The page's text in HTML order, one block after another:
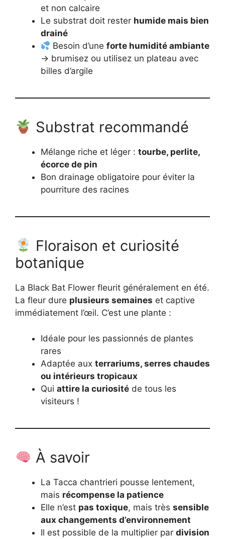
et non calcaire
Le substrat doit rester humide mais bien
drainé
Besoin d’uneforte humidité ambiante
→ brumisez ou utilisez un plateau avec
billes d’argile
Substrat recommandé
Mélange riche et léger : tourbe, perlite,
écorce de pin
Bon drainage obligatoire pour éviter la
pourriture des racines
Floraison et curiosité
botanique
La Black Bat Flower fleurit généralement en été.
La fleur dure plusieurs semaines et captive
immédiatement l’œil. C’est une plante :
Idéale pour les passionnés de plantes
rares
Adaptée aux terrariums, serres chaudes
ou intérieurs tropicaux
Qui attire la curiosité de tous les
visiteurs !
À savoir
La Tacca chantrieri pousse lentement,
mais récompense la patience
Elle n’est pas toxique, mais très sensible
aux changements d’environnement
Il est possible de la multiplier par division